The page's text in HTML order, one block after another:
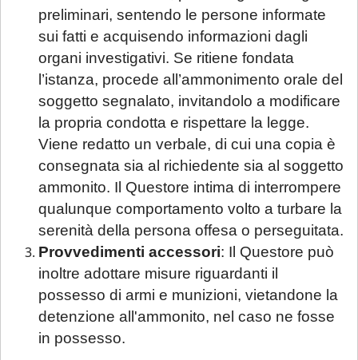
preliminari, sentendo le persone informate
sui fatti e acquisendo informazioni dagli
organi investigativi. Se ritiene fondata
l’istanza, procede all’ammonimento orale del
soggetto segnalato, invitandolo a modificare
la propria condotta e rispettare la legge.
Viene redatto un verbale, di cui una copia è
consegnata sia al richiedente sia al soggetto
ammonito. Il Questore intima di interrompere
qualunque comportamento volto a turbare la
serenità della persona offesa o perseguitata.
Provvedimenti accessori: Il Questore può
inoltre adottare misure riguardanti il
possesso di armi e munizioni, vietandone la
detenzione all'ammonito, nel caso ne fosse
in possesso.